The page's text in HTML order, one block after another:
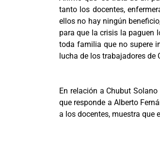
tanto los docentes,
ellos no hay ningún
para que la crisis la paguen
toda familia que no supere
lucha de los trabajadores de
En relación a Chubut
que responde a Alberto
a los docentes, muestra que